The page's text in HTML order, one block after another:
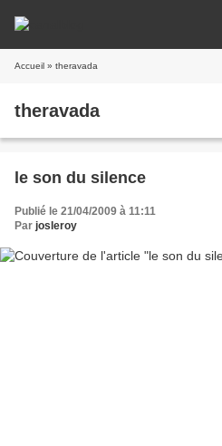
Accueil » theravada
theravada
le son du silence
Publié le 21/04/2009 à 11:11
Par josleroy